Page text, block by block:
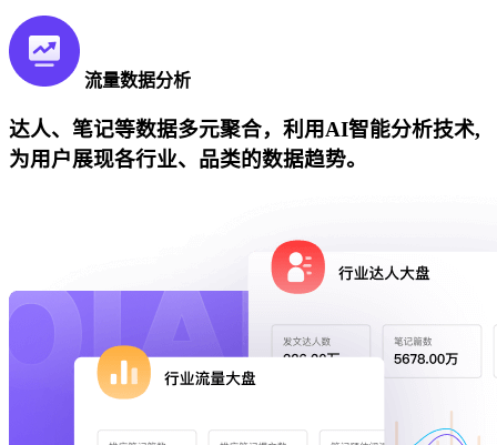
流量数据分析
达人、笔记等数据多元聚合，利用AI智能分析技术,
为用户展现各行业、品类的数据趋势。